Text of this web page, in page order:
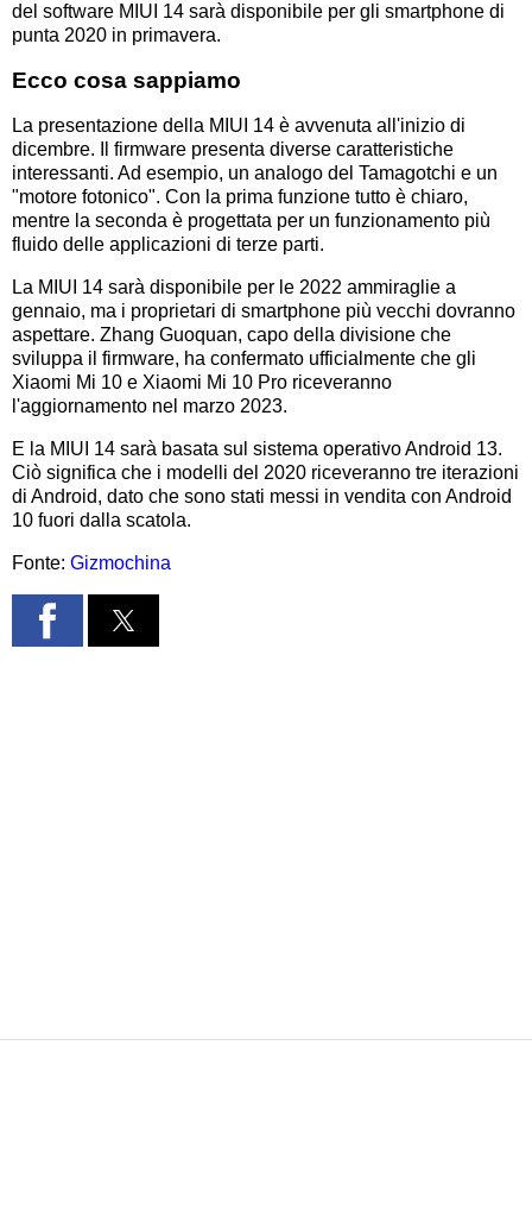
del software MIUI 14 sarà disponibile per gli smartphone di
punta 2020 in primavera.
Ecco cosa sappiamo
La presentazione della MIUI 14 è avvenuta all'inizio di
dicembre. Il firmware presenta diverse caratteristiche
interessanti. Ad esempio, un analogo del Tamagotchi e un
"motore fotonico". Con la prima funzione tutto è chiaro,
mentre la seconda è progettata per un funzionamento più
fluido delle applicazioni di terze parti.
La MIUI 14 sarà disponibile per le 2022 ammiraglie a
gennaio, ma i proprietari di smartphone più vecchi dovranno
aspettare. Zhang Guoquan, capo della divisione che
sviluppa il firmware, ha confermato ufficialmente che gli
Xiaomi Mi 10 e Xiaomi Mi 10 Pro riceveranno
l'aggiornamento nel marzo 2023.
E la MIUI 14 sarà basata sul sistema operativo Android 13.
Ciò significa che i modelli del 2020 riceveranno tre iterazioni
di Android, dato che sono stati messi in vendita con Android
10 fuori dalla scatola.
Fonte: Gizmochina